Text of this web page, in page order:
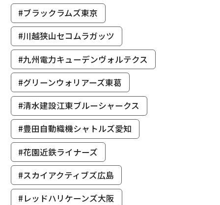
#ブラックラムズ東京
#川越狭山セコムラガッツ
#九州電力キューデンヴォルテクス
#グリーンウォリアーズ東葛
#清水建設江東ブルーシャークス
#豊田自動織機シャトルズ愛知
#花園近鉄ライナーズ
#スカイアクティブズ広島
#レッドハリケーンズ大阪